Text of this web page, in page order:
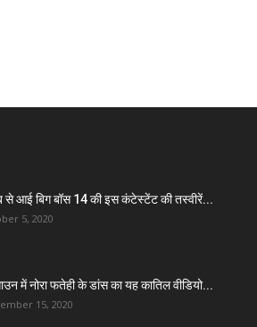
से आई बिग बॉस 14 की इस कंटेस्टेंट की तस्वीरें...
5, 2020
में नोरा फतेही के डांस का यह कातिल वीडियो...
15, 2020